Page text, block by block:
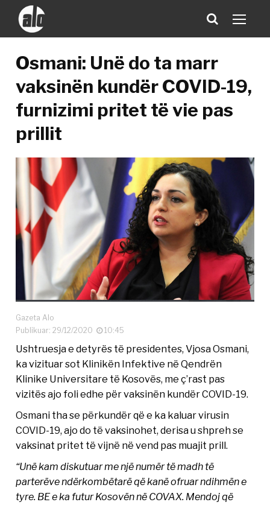
Osmani: Unë do ta marr
vaksinën kundër COVID-19,
furnizimi pritet të vie pas
prillit
Gazeta Alo
Publikuar: 29/12/2020
10:45
Ushtruesja e detyrës të presidentes, Vjosa Osmani,
ka vizituar sot Klinikën Infektive në Qendrën
Klinike Universitare të Kosovës, me ç’rast pas
vizitës ajo foli edhe për vaksinën kundër COVID-19.
Osmani tha se përkundër që e ka kaluar virusin
COVID-19, ajo do të vaksinohet, derisa u shpreh se
vaksinat pritet të vijnë në vend pas muajit prill.
“Unë kam diskutuar me një numër të madh të
parterëve ndërkombëtarë që kanë ofruar ndihmën e
tyre. BE e ka futur Kosovën në COVAX. Mendoj që